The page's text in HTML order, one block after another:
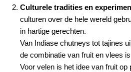
Culturele tradities en
culturen over de hele wereld
in hartige gerechten.
Van Indiase chutneys tot tajines
de combinatie van fruit en vlees
Voor velen is het idee van fruit op